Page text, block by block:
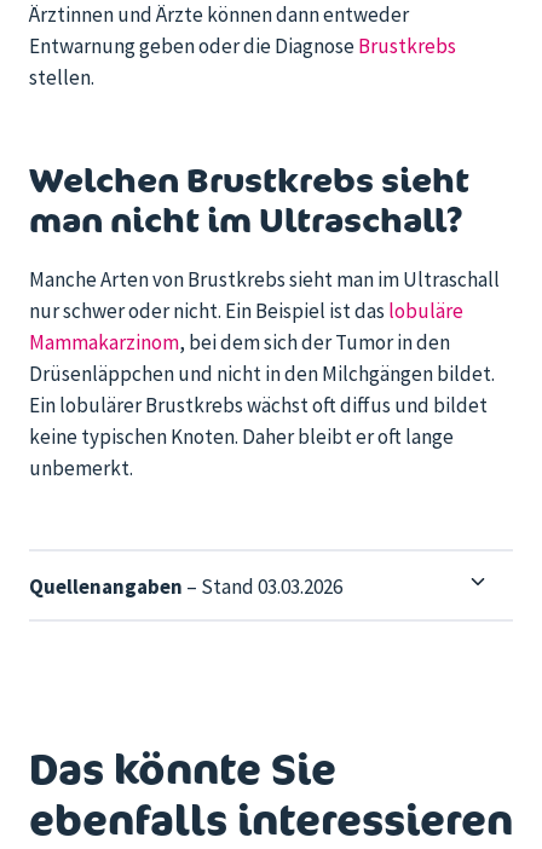
Ärztinnen und Ärzte können dann entweder
Entwarnung geben oder die DiagnoseBrustkrebs
stellen.
Welchen Brustkrebs sieht
man nicht im Ultraschall?
Manche Arten von Brustkrebs sieht man im Ultraschall
nur schwer oder nicht. Ein Beispiel ist das lobuläre
Mammakarzinom, bei dem sich der Tumor in den
Drüsenläppchen und nicht in den Milchgängen bildet.
Ein lobulärer Brustkrebs wächst oft diffus und bildet
keine typischen Knoten. Daher bleibt er oft lange
unbemerkt.
Quellenangaben – Stand 03.03.2026
Das könnte Sie
ebenfalls interessieren